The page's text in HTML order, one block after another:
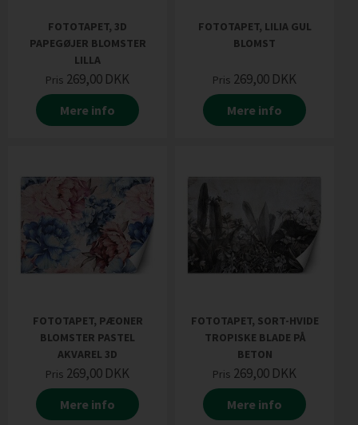
FOTOTAPET, 3D
PAPEGØJER BLOMSTER
LILLA
Pris 269,00 DKK
Mere info
FOTOTAPET, LILIA GUL
BLOMST
Pris 269,00 DKK
Mere info
FOTOTAPET, PÆONER
BLOMSTER PASTEL
AKVAREL 3D
Pris 269,00 DKK
Mere info
FOTOTAPET, SORT-HVIDE
TROPISKE BLADE PÅ
BETON
Pris 269,00 DKK
Mere info